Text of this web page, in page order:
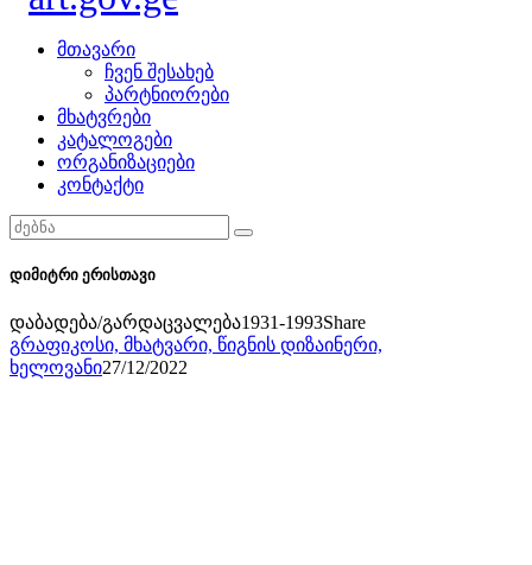
მთავარი
ჩვენ შესახებ
პარტნიორები
მხატვრები
კატალოგები
ორგანიზაციები
კონტაქტი
დიმიტრი ერისთავი
დაბადება/გარდაცვალება1931-1993Share
გრაფიკოსი, მხატვარი, წიგნის დიზაინერი,
ხელოვანი27/12/2022